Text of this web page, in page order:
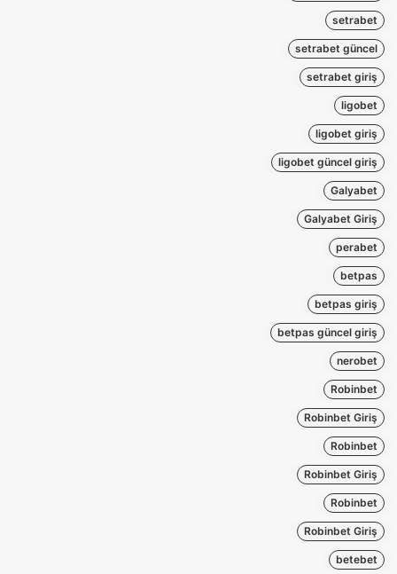
setrabet
setrabet güncel
setrabet giriş
ligobet
ligobet giriş
ligobet güncel giriş
Galyabet
Galyabet Giriş
perabet
betpas
betpas giriş
betpas güncel giriş
nerobet
Robinbet
Robinbet Giriş
Robinbet
Robinbet Giriş
Robinbet
Robinbet Giriş
betebet